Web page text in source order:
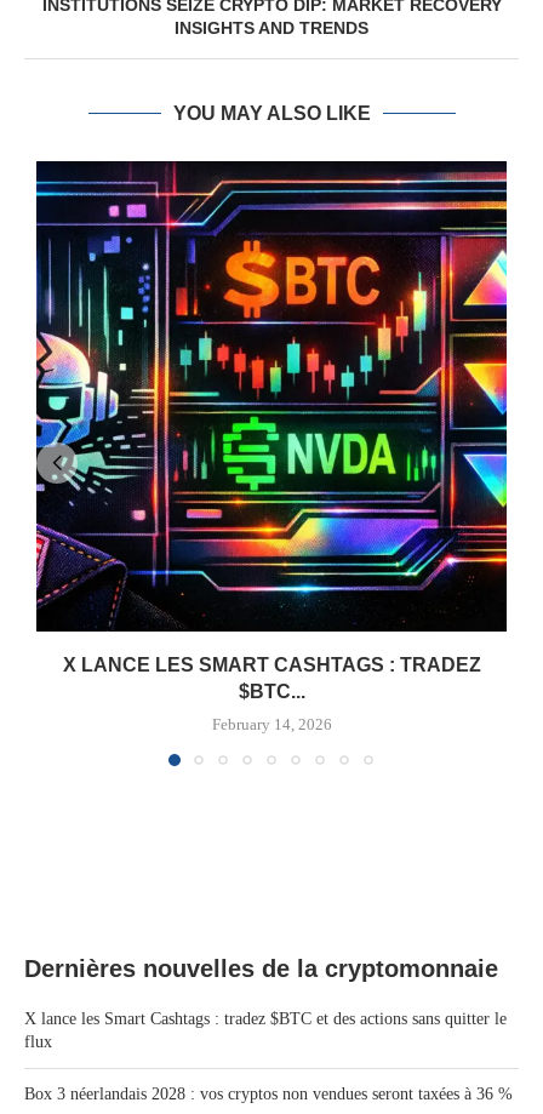
INSTITUTIONS SEIZE CRYPTO DIP: MARKET RECOVERY
INSIGHTS AND TRENDS
YOU MAY ALSO LIKE
X LANCE LES SMART CASHTAGS : TRADEZ
$BTC...
February 14, 2026
Dernières nouvelles de la cryptomonnaie
X lance les Smart Cashtags : tradez $BTC et des actions sans quitter le
flux
Box 3 néerlandais 2028 : vos cryptos non vendues seront taxées à 36 %